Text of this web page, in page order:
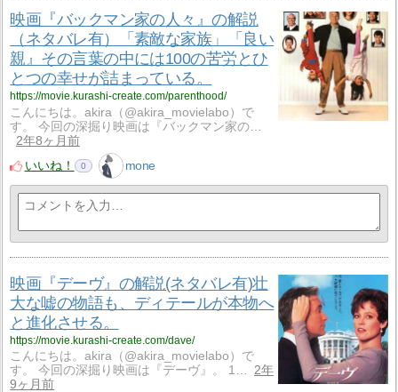
映画『バックマン家の人々』の解説
（ネタバレ有）「素敵な家族」「良い
親』その言葉の中には100の苦労とひ
とつの幸せが詰まっている。
https://movie.kurashi-create.com/parenthood/
こんにちは。akira（@akira_movielabo）で
す。 今回の深掘り映画は『バックマン家の…
2年8ヶ月前
いいね！
0 mone
映画『デーヴ』の解説(ネタバレ有)壮
大な嘘の物語も、ディテールが本物へ
と進化させる。
https://movie.kurashi-create.com/dave/
こんにちは。akira（@akira_movielabo）で
す。 今回の深掘り映画は『デーヴ』。 1…
2年
9ヶ月前